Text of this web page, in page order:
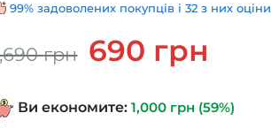
99% задоволених покупців і 32 з них
грн
Оригінальна
ціна:
690 грн
Ви економите:1,000 грн (59%)